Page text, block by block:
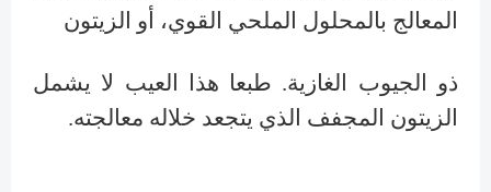
المعالج بالمحلول الملحي القوي، أو الزيتون
ذو الجيوب الغازية. طبعا هذا العيب لا يشمل
الزيتون المجفف الذي يتجعد خلاله معالجته.